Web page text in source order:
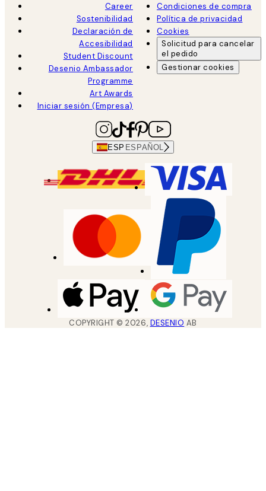
Career
Sostenibilidad
Declaración de
Accesibilidad
Student Discount
Desenio Ambassador
Programme
Art Awards
Iniciar sesión (Empresa)
Condiciones de compra
Política de privacidad
Cookies
Solicitud para cancelar
el pedido
Gestionar cookies
ESP ESPAÑOL
COPYRIGHT ©2026, DESENIO AB